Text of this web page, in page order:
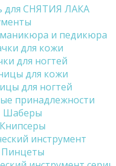
для СНЯТИЯ ЛАКА
и педикюра
для кожи
для ногтей
для кожи
для ногтей
принадлежности
Шаберы
Книпсеры
инструмент
Пинцеты